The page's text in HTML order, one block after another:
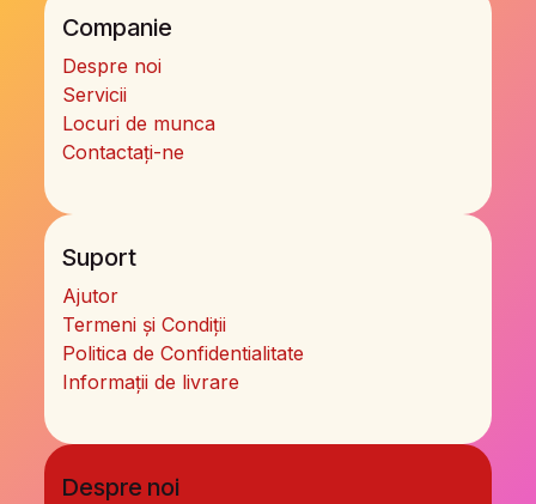
Companie
Despre noi
Servicii
Locuri de munca
Contactați-ne
Suport
Ajutor
Termeni și Condiții
Politica de Confidentialitate
Informații de livrare
Despre noi